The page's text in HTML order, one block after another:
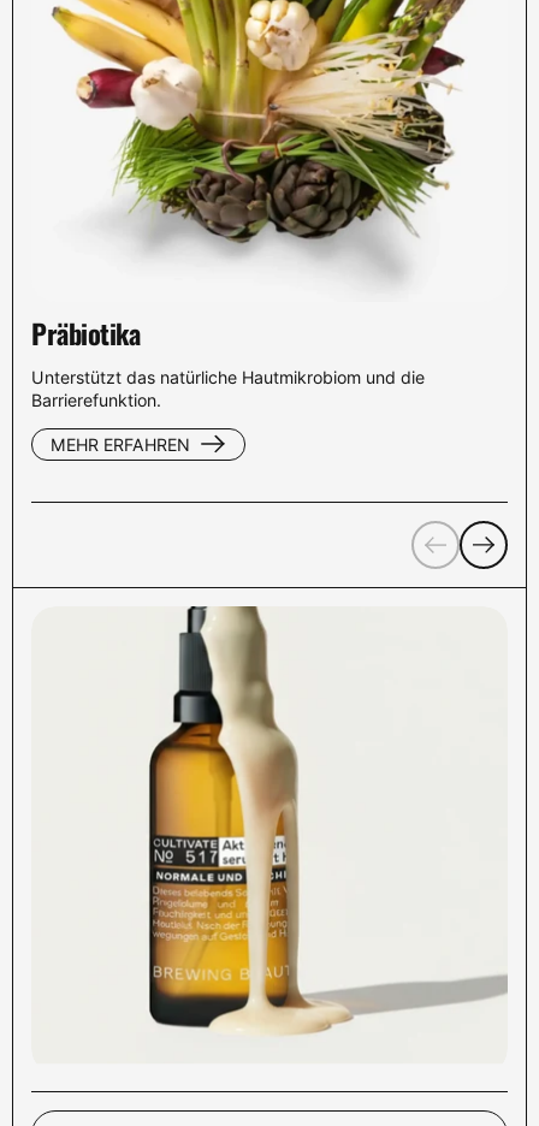
Präbiotika
Unterstützt das natürliche Hautmikrobiom und die
Barrierefunktion.
MEHR ERFAHREN
ZurückWeiter